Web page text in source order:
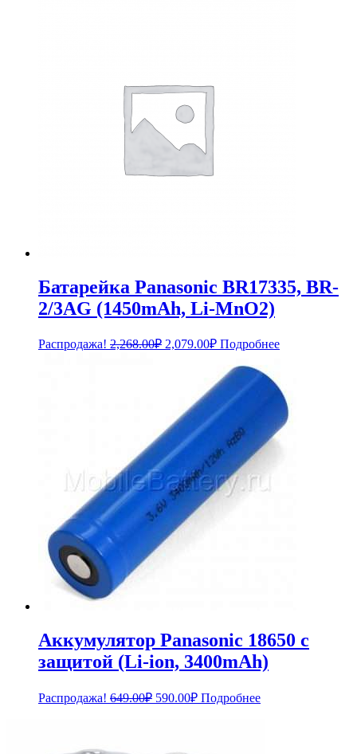
Батарейка Panasonic BR17335, BR-
2/3AG (1450mAh, Li-MnO2)
Распродажа! 2,268.00₽ Первоначальная
2,268.00₽.
2,079.00₽Текущая
2,079.00₽.
Подробнее
Аккумулятор Panasonic 18650 с
защитой (Li-ion, 3400mAh)
Распродажа! 649.00₽ Первоначальная
590.00₽Текущая
цена:
Подробнее